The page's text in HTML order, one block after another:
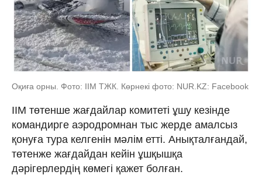
Оқиға орны. Фото: ІІМ ТЖК. Көрнекі фото: NUR.KZ: Facebook
ІІМ төтенше жағдайлар комитеті ұшу кезінде
командирге аэродромнан тыс жерде амалсыз
қонуға тура келгенін мәлім етті. Анықталғандай,
төтенже жағдайдан кейін ұшқышқа
дәрігерлердің көмегі қажет болған.